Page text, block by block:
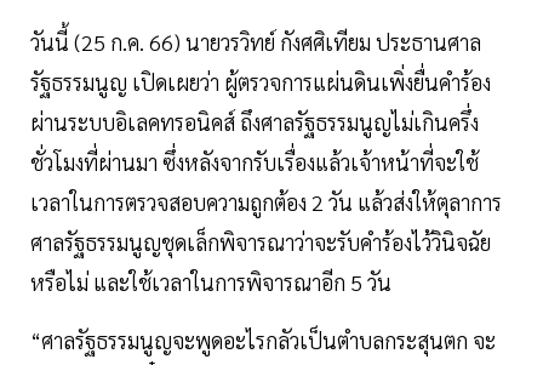
วันนี้ (25 ก.ค. 66) นายวรวิทย์ กังศศิเทียม ประธานศาล
รัฐธรรมนูญ เปิดเผยว่า ผู้ตรวจการแผ่นดินเพิ่งยื่นคำร้อง
ผ่านระบบอิเลคทรอนิคส์ ถึงศาลรัฐธรรมนูญไม่เกินครึ่ง
ชั่วโมงที่ผ่านมา ซึ่งหลังจากรับเรื่องแล้วเจ้าหน้าที่จะใช้
เวลาในการตรวจสอบความถูกต้อง 2 วัน แล้วส่งให้ตุลาการ
ศาลรัฐธรรมนูญชุดเล็กพิจารณาว่าจะรับคำร้องไว้วินิจฉัย
หรือไม่ และใช้เวลาในการพิจารณาอีก 5 วัน
“ศาลรัฐธรรมนูญจะพูดอะไรกลัวเป็นตำบลกระสุนตก จะ